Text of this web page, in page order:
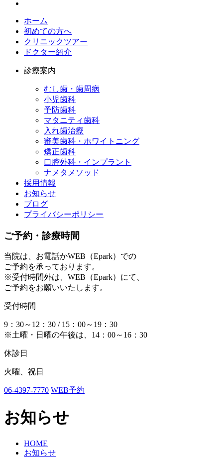
ホーム
初めての方へ
クリニックツアー
ドクター紹介
診療案内
むし歯・歯周病
小児歯科​
予防歯科​
マタニティ歯科​
入れ歯治療​
審美歯科・ホワイトニング​
矯正歯科​
口腔外科・インプラント​
ナメタメソッド
採用情報​
お知らせ​
ブログ​
プライバシーポリシー​
ご予約・診療時間
当院は、お電話かWEB（Epark）での
ご予約を承っております。
※受付時間外は、WEB（Epark）にて、
ご予約をお願いいたします。
受付時間
9：30～12：30 / 15：00～19：30
※土曜・日曜の午後は、14：00～16：30
休診日
火曜、祝日
06-4397-7770 WEB予約
お知らせ
HOME
お知らせ